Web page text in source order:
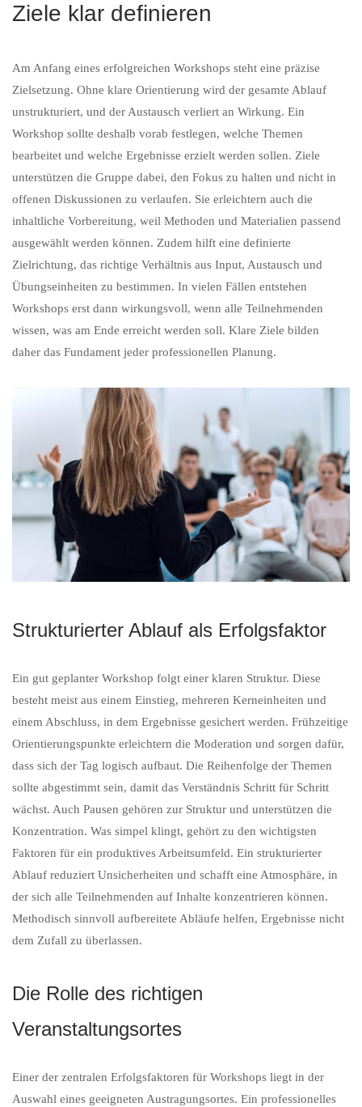
Ziele klar definieren
Am Anfang eines erfolgreichen Workshops steht eine präzise
Zielsetzung. Ohne klare Orientierung wird der gesamte Ablauf
unstrukturiert, und der Austausch verliert an Wirkung. Ein
Workshop sollte deshalb vorab festlegen, welche Themen
bearbeitet und welche Ergebnisse erzielt werden sollen. Ziele
unterstützen die Gruppe dabei, den Fokus zu halten und nicht in
offenen Diskussionen zu verlaufen. Sie erleichtern auch die
inhaltliche Vorbereitung, weil Methoden und Materialien passend
ausgewählt werden können. Zudem hilft eine definierte
Zielrichtung, das richtige Verhältnis aus Input, Austausch und
Übungseinheiten zu bestimmen. In vielen Fällen entstehen
Workshops erst dann wirkungsvoll, wenn alle Teilnehmenden
wissen, was am Ende erreicht werden soll. Klare Ziele bilden
daher das Fundament jeder professionellen Planung.
Strukturierter Ablauf als Erfolgsfaktor
Ein gut geplanter Workshop folgt einer klaren Struktur. Diese
besteht meist aus einem Einstieg, mehreren Kerneinheiten und
einem Abschluss, in dem Ergebnisse gesichert werden. Frühzeitige
Orientierungspunkte erleichtern die Moderation und sorgen dafür,
dass sich der Tag logisch aufbaut. Die Reihenfolge der Themen
sollte abgestimmt sein, damit das Verständnis Schritt für Schritt
wächst. Auch Pausen gehören zur Struktur und unterstützen die
Konzentration. Was simpel klingt, gehört zu den wichtigsten
Faktoren für ein produktives Arbeitsumfeld. Ein strukturierter
Ablauf reduziert Unsicherheiten und schafft eine Atmosphäre, in
der sich alle Teilnehmenden auf Inhalte konzentrieren können.
Methodisch sinnvoll aufbereitete Abläufe helfen, Ergebnisse nicht
dem Zufall zu überlassen.
Die Rolle des richtigen
Veranstaltungsortes
Einer der zentralen Erfolgsfaktoren für Workshops liegt in der
Auswahl eines geeigneten Austragungsortes. Ein professionelles